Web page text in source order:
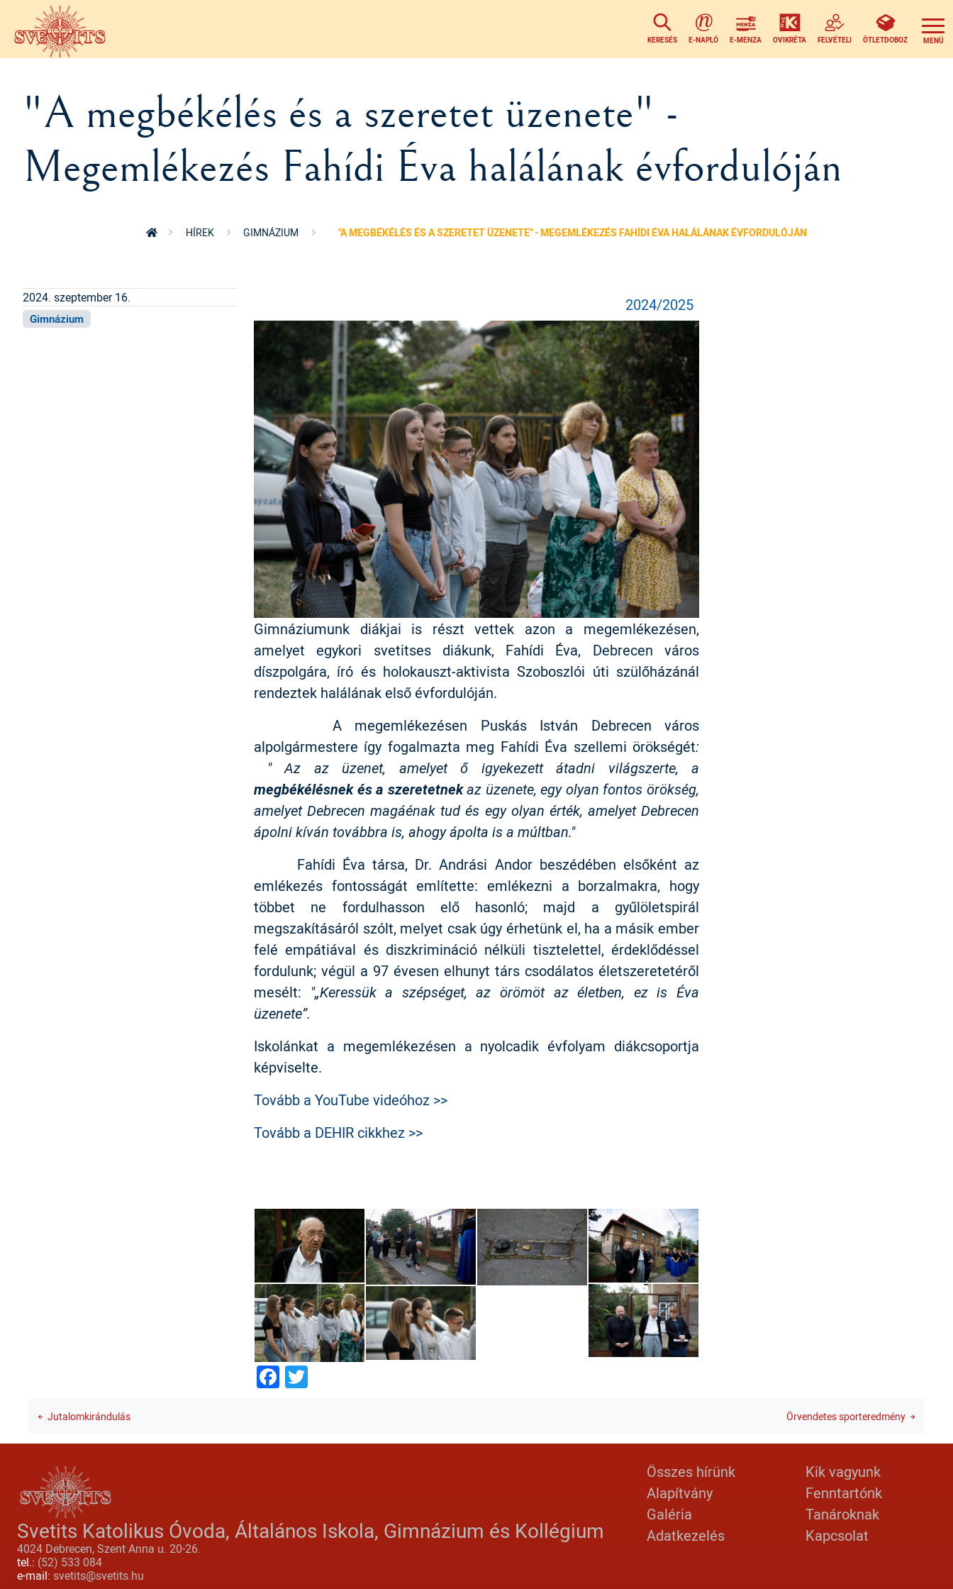
Ugrás a tartalomra
KERESÉS E-NAPLÓ E-MENZA OVIKRÉTA FELVÉTELI ÖTLETDOBOZ
"A megbékélés és a szeretet üzenete" -
Megemlékezés Fahídi Éva halálának évfordulóján
HÍREK GIMNÁZIUM "A MEGBÉKÉLÉS ÉS A SZERETET ÜZENETE" - MEGEMLÉKEZÉS FAHÍDI ÉVA HALÁLÁNAK ÉVFORDULÓJÁN
2024/2025
Gimnáziumunk diákjai is részt vettek azon a megemlékezésen,
amelyet egykori svetitses diákunk, Fahídi Éva, Debrecen város
díszpolgára, író és holokauszt-aktivista Szoboszlói úti szülőházánál
rendeztek halálának első évfordulóján.
A megemlékezésen Puskás István Debrecen város
alpolgármestere így fogalmazta meg Fahídi Éva szellemi örökségét:
" Az az üzenet, amelyet ő igyekezett átadni világszerte, a
megbékélésnek és a szeretetnekaz üzenete, egy olyan fontos örökség,
amelyet Debrecen magáénak tud és egy olyan érték, amelyet Debrecen
ápolni kíván továbbra is, ahogy ápolta is a múltban."
Fahídi Éva társa, Dr. Andrási Andor beszédében elsőként az
emlékezés fontosságát említette: emlékezni a borzalmakra, hogy
többet ne fordulhasson elő hasonló; majd a gyűlöletspirál
megszakításáról szólt, melyet csak úgy érhetünk el, ha a másik ember
felé empátiával és diszkrimináció nélküli tisztelettel, érdeklődéssel
fordulunk; végül a 97 évesen elhunyt társ csodálatos életszeretetéről
mesélt: "„Keressük a szépséget, az örömöt az életben, ez is Éva
üzenete”.
Iskolánkat a megemlékezésen a nyolcadik évfolyam diákcsoportja
képviselte.
Tovább a YouTube videóhoz >>
Tovább a DEHIR cikkhez >>
Facebook
2024. szeptember 16.
Gimnázium
Jutalomkirándulás Örvendetes sporteredmény
Svetits Katolikus Óvoda, Általános Iskola, Gimnázium és Kollégium
4024 Debrecen, Szent Anna u. 20-26.
tel.: (52) 533 084
e-mail: svetits@svetits.hu
Lábléc 2
Összes hírünk
Alapítvány
Galéria
Adatkezelés
Footer menu
Kik vagyunk
Fenntartónk
Tanároknak
Kapcsolat